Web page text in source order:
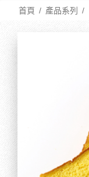
首頁 產品系列